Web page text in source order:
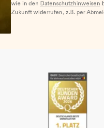
wie in den Datenschutzhinweisen
Zukunft widerrufen, z.B. per